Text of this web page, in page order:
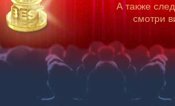
А также
смотри